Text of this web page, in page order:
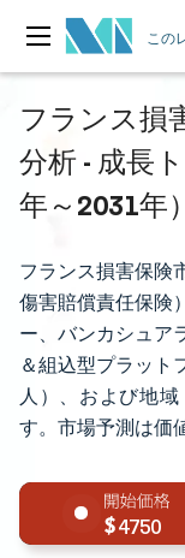
この
フランス損
分析 - 成長
年～2031年）
フランス損害保険
傷害賠償責任保険
ー、バンカシュア
＆組込型プラット
人）、および地
す。市場予測は価
4750